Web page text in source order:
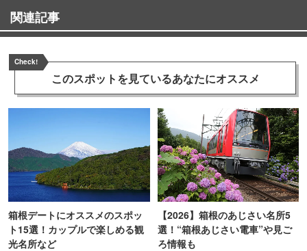
関連記事
Check!
このスポットを見ているあなたにオススメ
箱根デートにオススメのスポッ
ト15選！カップルで楽しめる観
光名所など
【2026】箱根のあじさい名所5
選！“箱根あじさい電車”や見ご
ろ情報も